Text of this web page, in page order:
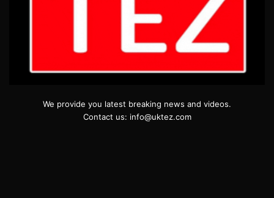
We provide you latest breaking news and videos.
Contact us: info@uktez.com